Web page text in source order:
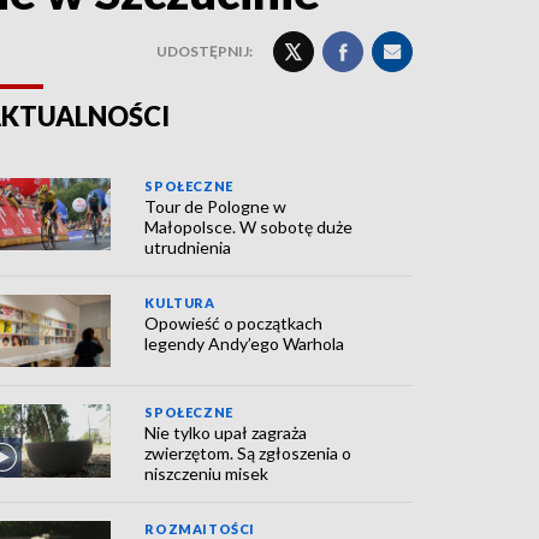
UDOSTĘPNIJ:
SPOŁECZNE
Tour de Pologne w
Małopolsce. W sobotę duże
utrudnienia
KULTURA
Opowieść o początkach
legendy Andy’ego Warhola
SPOŁECZNE
Nie tylko upał zagraża
zwierzętom. Są zgłoszenia o
niszczeniu misek
ROZMAITOŚCI